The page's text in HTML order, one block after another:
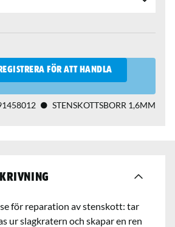
FÖR ATT HANDLA
STENSKOTTSBORR 1,6MM
för reparation av stenskott: tar
ur slagkratern och skapar en ren